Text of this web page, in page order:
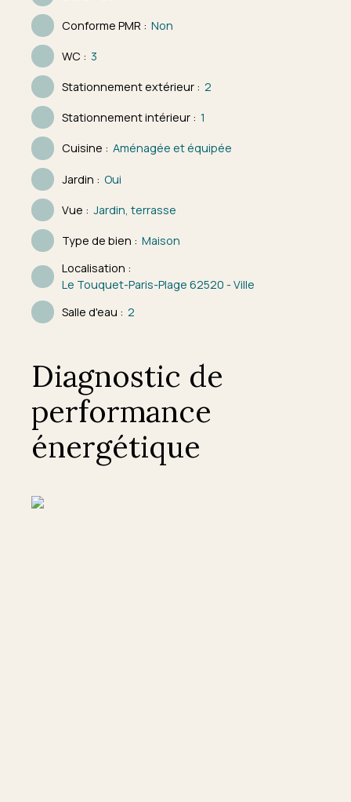
Conforme PMR : Non
WC : 3
Stationnement extérieur : 2
Stationnement intérieur : 1
Cuisine : Aménagée et équipée
Jardin : Oui
Vue : Jardin, terrasse
Type de bien : Maison
Localisation :
Le Touquet-Paris-Plage 62520 - Ville
Salle d'eau : 2
Diagnostic de
performance
énergétique